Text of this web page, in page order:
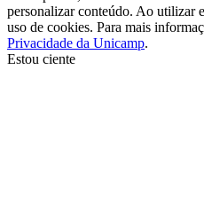
personalizar conteúdo. Ao utilizar
uso de cookies. Para mais
Privacidade da Unicamp.
Estou ciente